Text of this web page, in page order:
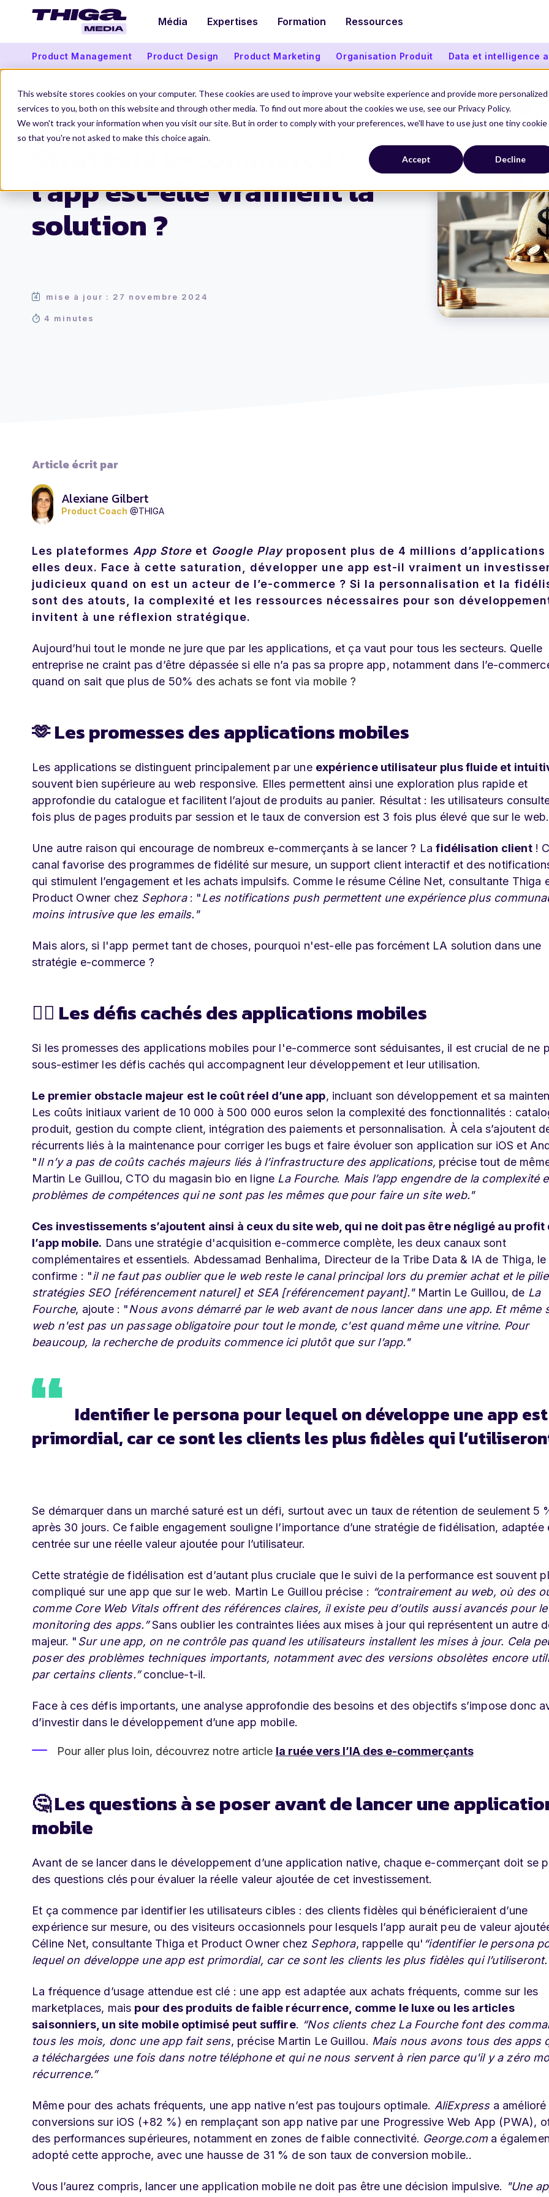
This website stores cookies on your computer. These cookies are used to improve your website experience and provide more personalized
services to you, both on this website and through other media. To find out more about the cookies we use, see our Privacy Policy.
We won't track your information when you visit our site. But in order to comply with your preferences, we'll have to use just one tiny cookie
so that you're not asked to make this choice again.
Accept Decline
Média Expertises Formation Ressources
Product Management Product Design Product Marketing Organisation Produit Data et intelligence
Thiga Media Product Management Stratégie e-commerce : l’app est-elle vraiment la solution ?
Stratégie e-commerce :
l’app est-elle vraiment la
solution ?
mise à jour : 27 novembre 2024
4 minutes
Article écrit par
Alexiane Gilbert
Product Coach @THIGA
Les plateformes App Store et Google Playproposent plus de 4 millions d’applications
elles deux. Face à cette saturation, développer une app est-il vraiment un
judicieux quand on est un acteur de l’e-commerce ? Si la personnalisation et la
sont des atouts, la complexité et les ressources nécessaires pour son
invitent à une réflexion stratégique.
Aujourd’hui tout le monde ne jure que par les applications, et ça vaut pour tous les secteurs. Quelle
entreprise ne craint pas d’être dépassée si elle n’a pas sa propre app, notamment dans l’e-
quand on sait que plus de 50% des achats se font via mobile ?
🫶 Les promesses des applications mobiles
Les applications se distinguent principalement par une expérience utilisateur plus fluide et
souvent bien supérieure au web responsive. Elles permettent ainsi une exploration plus rapide et
approfondie du catalogue et facilitent l’ajout de produits au panier. Résultat : les utilisateurs
fois plus de pages produits par session et le taux de conversion est 3 fois plus élevé que sur le web.
Une autre raison qui encourage de nombreux e-commerçants à se lancer ? Lafidélisation client!
canal favorise des programmes de fidélité sur mesure, un support client interactif et des
qui stimulent l’engagement et les achats impulsifs. Comme le résume Céline Net, consultante Thiga
Product Owner chez Sephora: "Les notifications push permettent une expérience plus
moins intrusive que les emails."
Mais alors, si l'app permet tant de choses, pourquoi n'est-elle pas forcément LA solution dans une
stratégie e-commerce ?
🕵️‍♀️ Les défis cachés des applications mobiles
Si les promesses des applications mobiles pour l'e-commerce sont séduisantes, il est crucial de ne
sous-estimer les défis cachés qui accompagnent leur développement et leur utilisation.
Le premier obstacle majeur est le coût réel d’une app, incluant son développement et sa
Les coûts initiaux varient de 10 000 à 500 000 euros selon la complexité des fonctionnalités :
produit, gestion du compte client, intégration des paiements et personnalisation. À cela s’ajoutent
récurrents liés à la maintenance pour corriger les bugs et faire évoluer son application sur iOS et
"Il n’y a pas de coûts cachés majeurs liés à l’infrastructure des applications, précise tout de
Martin Le Guillou, CTO du magasin bio en ligne La Fourche. Mais l’app engendre de la complexité
problèmes de compétences qui ne sont pas les mêmes que pour faire un site web."
Ces investissements s’ajoutent ainsi à ceux du site web, qui ne doit pas être négligé au profit
l’app mobile. Dans une stratégie d'acquisition e-commerce complète, les deux canaux sont
complémentaires et essentiels. Abdessamad Benhalima, Directeur de la Tribe Data & IA de Thiga, le
confirme : "il ne faut pas oublier que le web reste le canal principal lors du premier achat et le
stratégies SEO [référencement naturel] et SEA [référencement payant]."Martin Le Guillou, de La
Fourche, ajoute : "Nous avons démarré par le web avant de nous lancer dans une app. Et même
web n'est pas un passage obligatoire pour tout le monde, c'est quand même une vitrine. Pour
beaucoup, la recherche de produits commence ici plutôt que sur l’app."
Identifier le persona pour lequel on développe une app est
primordial, car ce sont les clients les plus fidèles qui
Se démarquer dans un marché saturé est un défi, surtout avec un taux de rétention de seulement 5
après 30 jours. Ce faible engagement souligne l’importance d’une stratégie de fidélisation, adaptée
centrée sur une réelle valeur ajoutée pour l’utilisateur.
Cette stratégie de fidélisation est d’autant plus cruciale que le suivi de la performance est souvent
compliqué sur une app que sur le web. Martin Le Guillou précise : “contrairement au web, où des
comme Core Web Vitals offrent des références claires, il existe peu d’outils aussi avancés pour le
monitoring des apps.”Sans oublier les contraintes liées aux mises à jour qui représentent un autre
majeur. "Sur une app, on ne contrôle pas quand les utilisateurs installent les mises à jour. Cela
poser des problèmes techniques importants, notamment avec des versions obsolètes encore
par certains clients.”conclue-t-il.
Face à ces défis importants, une analyse approfondie des besoins et des objectifs s’impose donc
d’investir dans le développement d’une app mobile.
Pour aller plus loin, découvrez notre article la ruée vers l’IA des e-commerçants
🤔 Les questions à se poser avant de lancer une
mobile
Avant de se lancer dans le développement d’une application native, chaque e-commerçant doit se
des questions clés pour évaluer la réelle valeur ajoutée de cet investissement.
Et ça commence par identifier les utilisateurs cibles : des clients fidèles qui bénéficieraient d’une
expérience sur mesure, ou des visiteurs occasionnels pour lesquels l’app aurait peu de valeur
Céline Net, consultante Thiga et Product Owner chez Sephora, rappelle qu' “identifier le persona
lequel on développe une app est primordial, car ce sont les clients les plus fidèles qui
La fréquence d’usage attendue est clé : une app est adaptée aux achats fréquents, comme sur les
marketplaces, mais pour des produits de faible récurrence, comme le luxe ou les articles
saisonniers, un site mobile optimisé peut suffire. “Nos clients chez La Fourche font des
tous les mois, donc une app fait sens, précise Martin Le Guillou. Mais nous avons tous des apps
a téléchargées une fois dans notre téléphone et qui ne nous servent à rien parce qu'il y a zéro
récurrence.”
Même pour des achats fréquents, une app native n’est pas toujours optimale. AliExpress a amélioré
conversions sur iOS (+82 %) en remplaçant son app native par une Progressive Web App (PWA),
des performances supérieures, notamment en zones de faible connectivité. George.coma
adopté cette approche, avec une hausse de 31 % de son taux de conversion mobile..
Vous l’aurez compris, lancer une application mobile ne doit pas être une décision impulsive. "Une